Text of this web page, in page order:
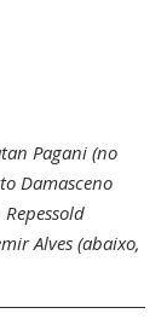
Pagani (no
Damasceno
Alves (abaixo,